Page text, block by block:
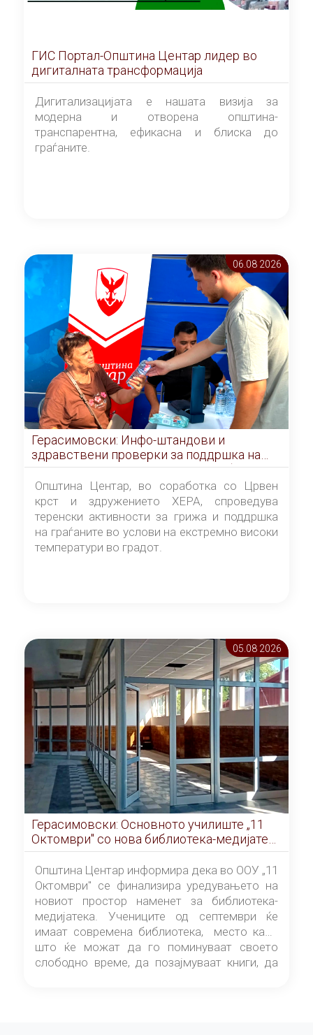
ГИС Портал-Општина Центар лидер во
дигиталната трансформација
Дигитализацијата е нашата визија за
модерна и отворена општина-
транспарентна, ефикасна и блиска до
граѓаните.
06.08 2026
Герасимовски: Инфо-штандови и
здравствени проверки за поддршка на
граѓаните во услови на топлотен бран
Општина Центар, во соработка со Црвен
крст и здружението ХЕРА, спроведува
теренски активности за грижа и поддршка
на граѓаните во услови на екстремно високи
температури во градот.
05.08 2026
Герасимовски: Основното училиште „11
Октомври" со нова библиотека-медијатека
од септември
Општина Центар информира дека во ООУ „11
Октомври" се финализира уредувањето на
новиот простор наменет за библиотека-
медијатека. Учениците од септември ќе
имаат современа библиотека, место каде
што ќе можат да го поминуваат своето
слободно време, да позајмуваат книги, да